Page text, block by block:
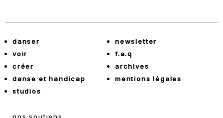
danser
voir
créer
danse et handicap
studios
newsletter
f.a.q
archives
mentions légales